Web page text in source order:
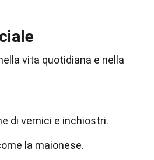
vita quotidiana e nella
di vernici e inchiostri.
la maionese.